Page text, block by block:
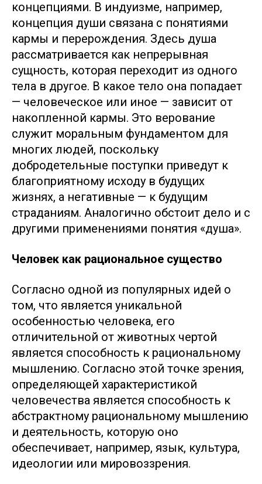
концепциями. В индуизме, например,
концепция души связана с понятиями
кармы и перерождения. Здесь душа
рассматривается как непрерывная
сущность, которая переходит из одного
тела в другое. В какое тело она попадает
— человеческое или иное — зависит от
накопленной кармы. Это верование
служит моральным фундаментом для
многих людей, поскольку
добродетельные поступки приведут к
благоприятному исходу в будущих
жизнях, а негативные — к будущим
страданиям. Аналогично обстоит дело и с
другими применениями понятия «душа».
Человек как рациональное существо
Согласно одной из популярных идей о
том, что является уникальной
особенностью человека, его
отличительной от животных чертой
является способность к рациональному
мышлению. Согласно этой точке зрения,
определяющей характеристикой
человечества является способность к
абстрактному рациональному мышлению
и деятельность, которую оно
обеспечивает, например, язык, культура,
идеологии или мировоззрения.